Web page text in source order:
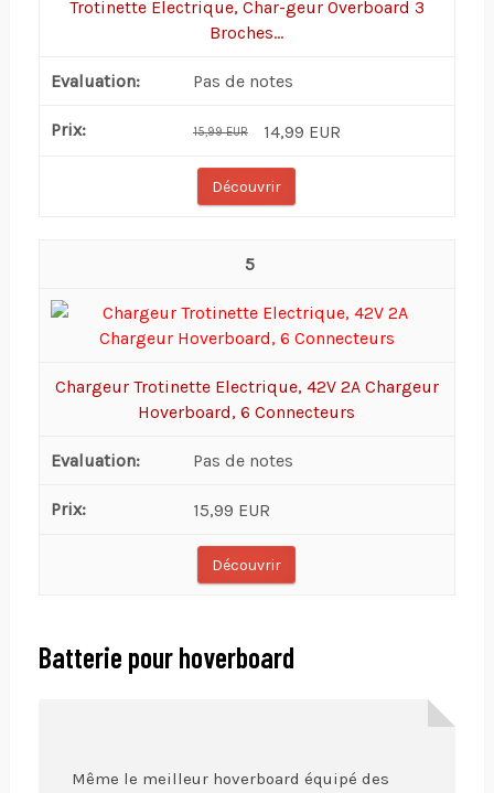
Trotinette Electrique, Char-geur Overboard 3
Broches...
Pas de notes
15,99 EUR 14,99 EUR
Découvrir
5
Chargeur Trotinette Electrique, 42V 2A Chargeur
Hoverboard, 6 Connecteurs
Pas de notes
15,99 EUR
Découvrir
Batterie pour hoverboard
Même le meilleur hoverboard équipé des